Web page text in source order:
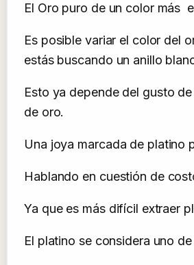
El Oro puro de un color más
Es posible variar el color del
estás buscando un anillo
Esto ya depende del gusto
de oro.
Una joya marcada de platino
Hablando en cuestión de
Ya que es más difícil extraer
El platino se considera uno